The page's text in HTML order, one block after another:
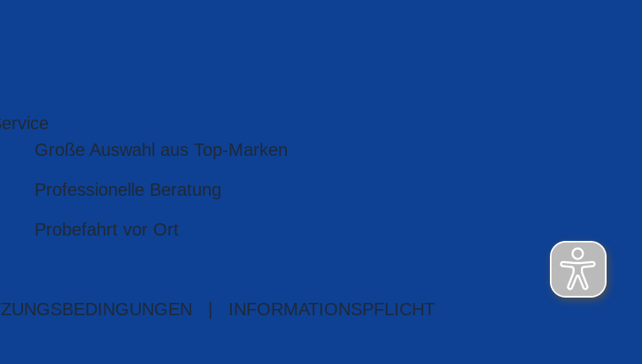
Große Auswahl aus Top-Marken
Professionelle Beratung
Probefahrt vor Ort
INFORMATIONSPFLICHT